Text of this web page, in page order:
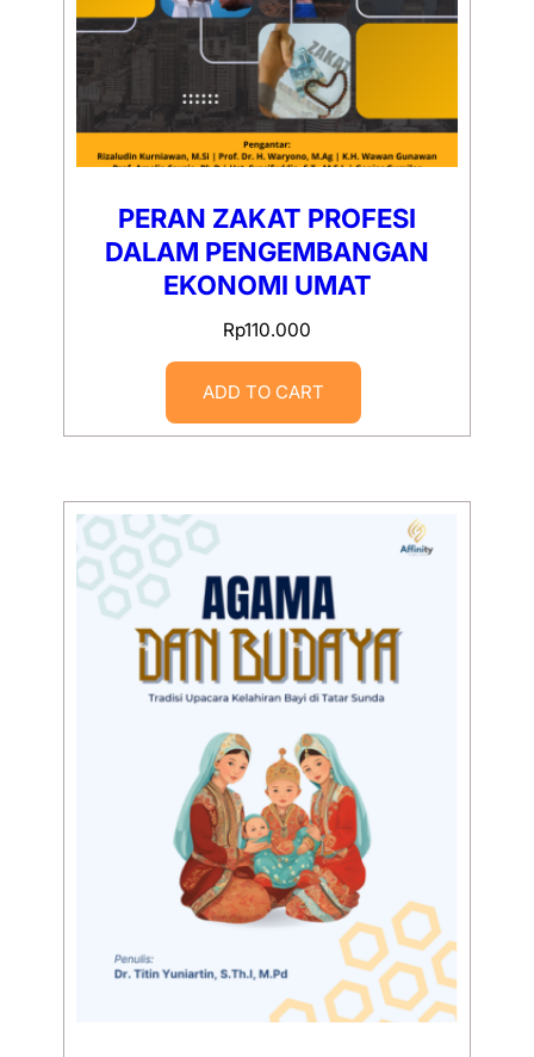
PERAN ZAKAT PROFESI
DALAM PENGEMBANGAN
EKONOMI UMAT
Rp110.000
ADD TO CART